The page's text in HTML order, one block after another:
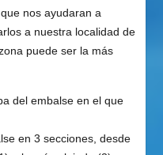
nos ayudaran a
a nuestra localidad de
puede ser la más
del embalse en el que
en 3 secciones, desde